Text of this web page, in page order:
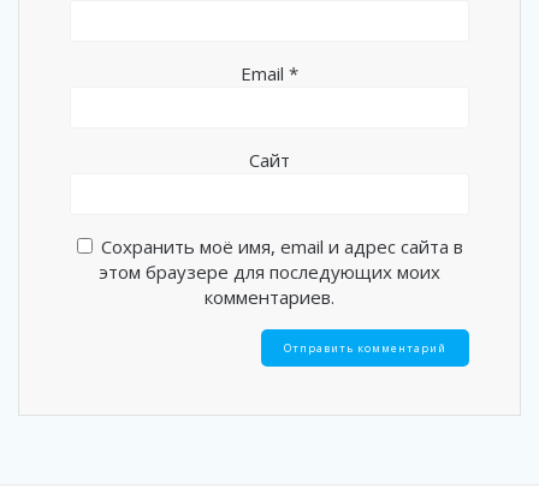
Email *
Сайт
Сохранить моё имя, email и адрес сайта в
этом браузере для последующих моих
комментариев.